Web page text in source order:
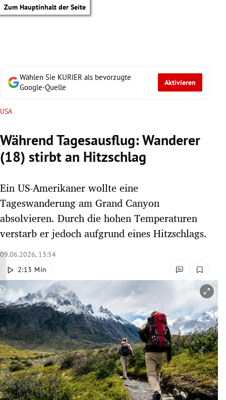
Zum Hauptinhalt der Seite
Untermenü
Untermenü
Untermenü
Untermenü
Untermenü
Untermenü
Untermenü
Untermenü
Wählen Sie KURIER als bevorzugte
Google-Quelle
Aktivieren
USA
Während Tagesausflug: Wanderer
(18) stirbt an Hitzschlag
Ein US-Amerikaner wollte eine
Tageswanderung am Grand Canyon
absolvieren. Durch die hohen Temperaturen
verstarb er jedoch aufgrund eines Hitzschlags.
09.06.2026, 13:54
2:13 Min
Copyright-Hinweis öffnen/schließen